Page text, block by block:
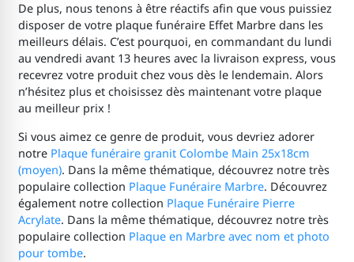
De plus, nous tenons à être réactifs afin que vous puissiez
disposer de votre plaque funéraire Effet Marbre dans les
meilleurs délais. C’est pourquoi, en commandant du lundi
au vendredi avant 13 heures avec la livraison express, vous
recevrez votre produit chez vous dès le lendemain. Alors
n’hésitez plus et choisissez dès maintenant votre plaque
au meilleur prix !
Si vous aimez ce genre de produit, vous devriez adorer
notre Plaque funéraire granit Colombe Main 25x18cm
(moyen). Dans la même thématique, découvrez notre très
populaire collection Plaque Funéraire Marbre. Découvrez
également notre collection Plaque Funéraire Pierre
Acrylate. Dans la même thématique, découvrez notre très
populaire collection Plaque en Marbre avec nom et photo
pour tombe.